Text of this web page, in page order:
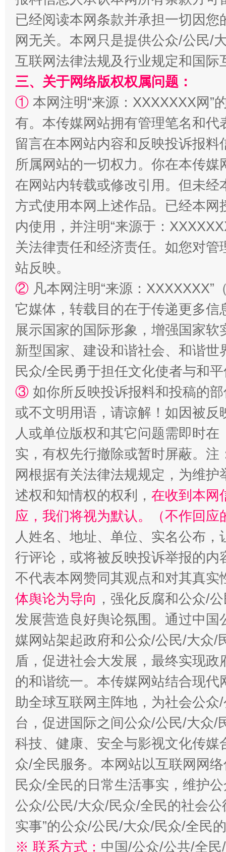
站台名比不上好声名
漫山遍野的桃花与雪山、麦地、白藏房 除
招工难、用工荒背后
已经阅读本网条款并承担一切因
网无关。本网只是提供公众/公民/
互联网法律法规及行业规定和国
三、关于网络版权权属问题：
① 本网注明“来源：XXXXXXX网”
有。本传媒网站拥有管理笔名和
留言在本网站内容和反映投诉报
所属网站的一切权力。你在本传
在网站内转载或修改引用。但未
方式使用本网上述作品。已经本
内使用，并注明“来源于：
关法律责任和经济责任。如您对
站反映。
② 凡本网注明“来源：
它媒体，转载目的在于传递更多
展示国家的国际形象，增强国家
新型国家、建设和谐社会、和谐
民众/全民勇于担任文化使者与和
③ 如你所反映投诉报料和投稿的
或不文明用语，请谅解！如因被
人或单位版权和其它问题需即时在
实，有权先行撤除或暂时屏蔽。
网根据有关法律法规规定，为维
述权和知情权的权利， 在收到本网
应，我们将视为默认。（不作回应
人姓名、地址、单位、实名公布
行评论，或将被反映投诉举报的
不代表本网赞同其观点和对其真实
体舆论为导向 ，强化反腐和公众/
发展营造良好舆论氛围。通过中
媒网站架起政府和公众/公民/大众/
盾，促进社会大发展，最终实现
的和谐统一。本传媒网站结合现
助全球互联网主阵地，为社会公
台，促进国际之间公众/公民/大众/
科技、健康、安全与影视文化传
众/全民服务。本网站以互联网网
民众/全民的日常生活事实，维护
公众/公民/大众/民众/全民的社会公
实事”的公众/公民/大众/民众/全民
※ 联系方式： 中国/公众/公共/全